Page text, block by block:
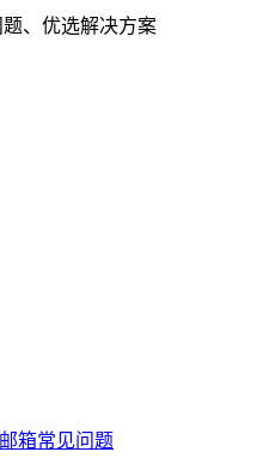
、优选解决方案
箱常见问题